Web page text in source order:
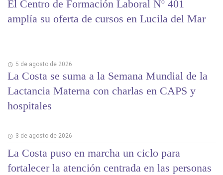
El Centro de Formación Laboral Nº 401
amplía su oferta de cursos en Lucila del Mar
5 de agosto de 2026
La Costa se suma a la Semana Mundial de la
Lactancia Materna con charlas en CAPS y
hospitales
3 de agosto de 2026
La Costa puso en marcha un ciclo para
fortalecer la atención centrada en las personas